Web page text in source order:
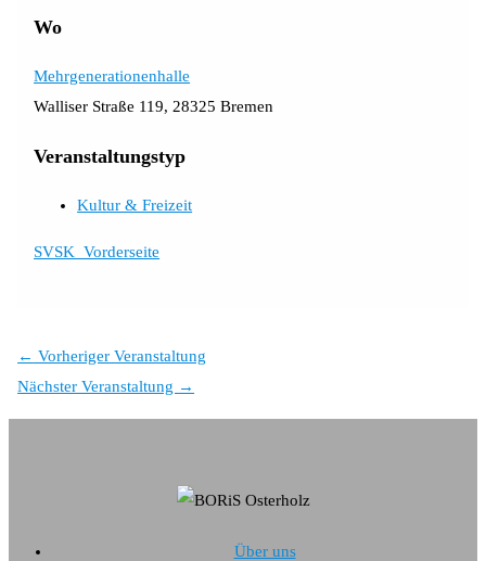
Wo
Mehrgenerationenhalle
Walliser Straße 119, 28325 Bremen
Veranstaltungstyp
Kultur & Freizeit
SVSK_Vorderseite
← Vorheriger Veranstaltung
Nächster Veranstaltung →
Über uns